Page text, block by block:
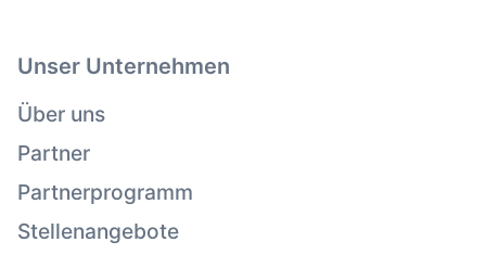
Unser Unternehmen
Über uns
Partner
Partnerprogramm
Stellenangebote